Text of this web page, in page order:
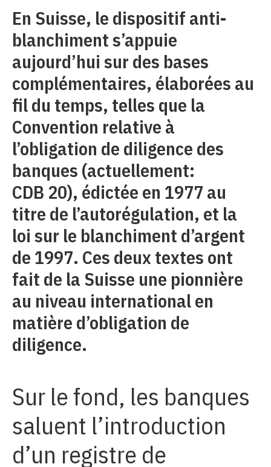
En Suisse, le dispositif anti-
blanchiment s’appuie
aujourd’hui sur des bases
complémentaires, élaborées au
fil du temps, telles que la
Convention relative à
l’obligation de diligence des
banques (actuellement:
CDB 20), édictée en 1977 au
titre de l’autorégulation, et la
loi sur le blanchiment d’argent
de 1997. Ces deux textes ont
fait de la Suisse une pionnière
au niveau international en
matière d’obligation de
diligence.
Sur le fond, les banques
saluent l’introduction
d’un registre de